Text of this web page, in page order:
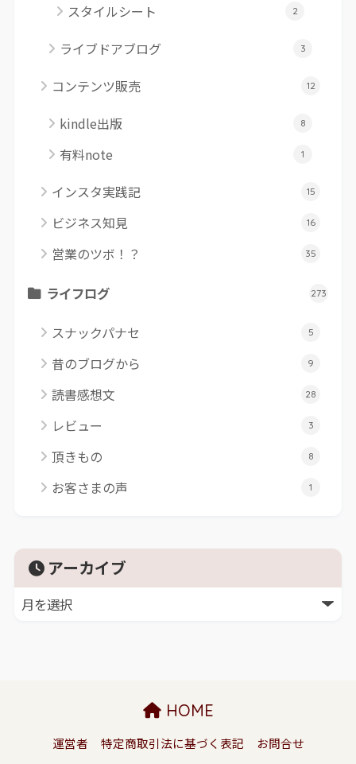
スタイルシート 2
ライブドアブログ 3
コンテンツ販売 12
kindle出版 8
有料note 1
インスタ実践記 15
ビジネス知見 16
営業のツボ！？ 35
ライフログ 273
スナックパナセ 5
昔のブログから 9
読書感想文 28
レビュー 3
頂きもの 8
お客さまの声 1
アーカイブ
HOME
運営者 特定商取引法に基づく表記
お問合せ